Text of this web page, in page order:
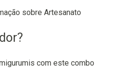
sobre Artesanato
com este combo